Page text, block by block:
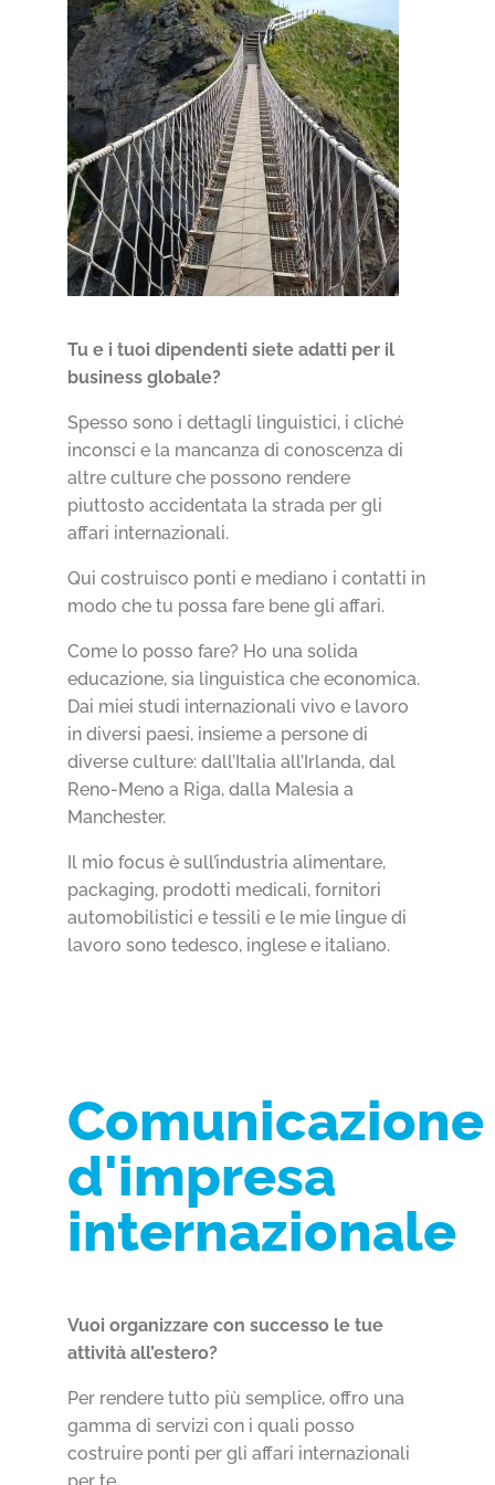
Tu e i tuoi dipendenti siete adatti per il
business globale?
Spesso sono i dettagli linguistici, i cliché
inconsci e la mancanza di conoscenza di
altre culture che possono rendere
piuttosto accidentata la strada per gli
affari internazionali.
Qui costruisco ponti e mediano i contatti in
modo che tu possa fare bene gli affari.
Come lo posso fare? Ho una solida
educazione, sia linguistica che economica.
Dai miei studi internazionali vivo e lavoro
in diversi paesi, insieme a persone di
diverse culture: dall’Italia all’Irlanda, dal
Reno-Meno a Riga, dalla Malesia a
Manchester.
Il mio focus è sull’industria alimentare,
packaging, prodotti medicali, fornitori
automobilistici e tessili e le mie lingue di
lavoro sono tedesco, inglese e italiano.
Comunicazione
d'impresa
internazionale
Vuoi organizzare con successo le tue
attività all’estero?
Per rendere tutto più semplice, offro una
gamma di servizi con i quali posso
costruire ponti per gli affari internazionali